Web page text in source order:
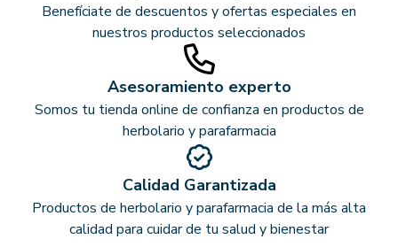
Benefíciate de descuentos y ofertas especiales en
nuestros productos seleccionados
Asesoramiento experto
Somos tu tienda online de confianza en productos de
herbolario y parafarmacia
Calidad Garantizada
Productos de herbolario y parafarmacia de la más alta
calidad para cuidar de tu salud y bienestar